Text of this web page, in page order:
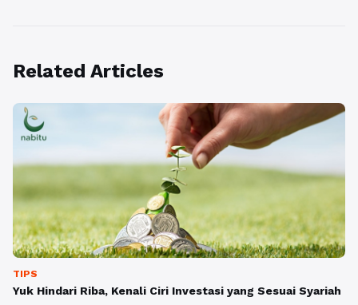
Related Articles
TIPS
Yuk Hindari Riba, Kenali Ciri Investasi yang Sesuai Syariah